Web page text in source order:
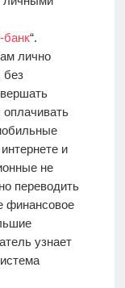
банк“.
лично
без
и
не
переводить
финансовое
узнает